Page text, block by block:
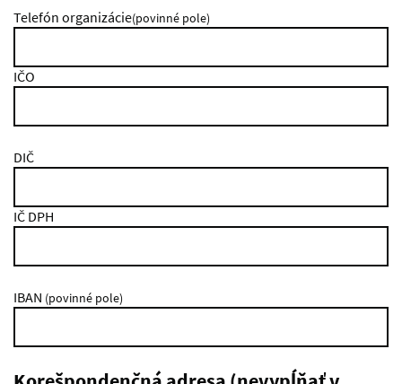
Telefón organizácie(povinné pole)
IČO
DIČ
IČ DPH
IBAN (povinné pole)